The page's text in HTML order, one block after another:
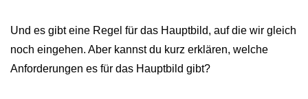
Und es gibt eine Regel für das Hauptbild, auf die wir gleich
noch eingehen. Aber kannst du kurz erklären, welche
Anforderungen es für das Hauptbild gibt?